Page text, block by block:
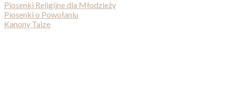
Piosenki Religijne dla Młodzieży
Piosenki o Powołaniu
Kanony Taize